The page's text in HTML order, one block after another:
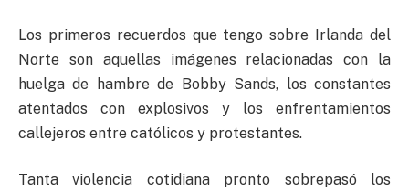
Los primeros recuerdos que tengo sobre Irlanda del
Norte son aquellas imágenes relacionadas con la
huelga de hambre de Bobby Sands, los constantes
atentados con explosivos y los enfrentamientos
callejeros entre católicos y protestantes.
Tanta violencia cotidiana pronto sobrepasó los